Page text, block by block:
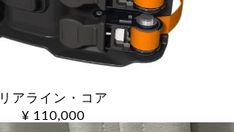
リアライン・コア
¥ 110,000